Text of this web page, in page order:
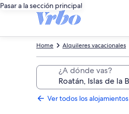
Pasar a la sección principal
Alquileres vacacionales
Home
¿A dónde vas?
Ver todos los alojamientos